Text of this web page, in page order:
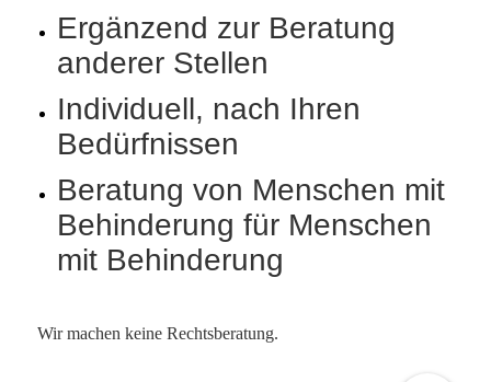
Ergänzend zur Beratung
anderer Stellen
Individuell, nach Ihren
Bedürfnissen
Beratung von Menschen mit
Behinderung für Menschen
mit Behinderung
Wir machen keine Rechtsberatung.